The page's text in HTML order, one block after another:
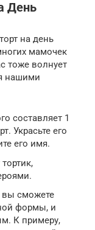
День
на день
мамочек
тоже волнует
нашими
составляет 1
Украсьте его
его имя.
вы сможете
формы, и
К примеру,